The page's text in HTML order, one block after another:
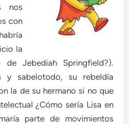
nos
con
la
Jebediah Springfield?).
y sabelotodo, su rebeldía
la de su hermano si no que
¿Cómo sería Lisa en
parte de movimientos